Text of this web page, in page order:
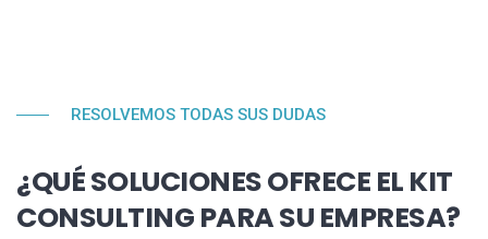
RESOLVEMOS TODAS SUS DUDAS
¿QUÉ SOLUCIONES OFRECE EL KIT
CONSULTING PARA SU EMPRESA?